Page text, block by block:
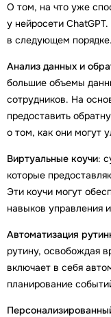
О том, на что уже
у нейросети
в следующем порядке.
Анализ данных и
большие объемы
сотрудников. На
предоставить
о том, как они могут
Виртуальные коучи:
которые
Эти коучи могут
навыков управления
Автоматизация
рутину, освобождая
включает в себя
планирование